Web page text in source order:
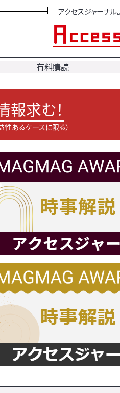
アクセスジャーナ
有料購読
報求む！
性あるケースに限る）